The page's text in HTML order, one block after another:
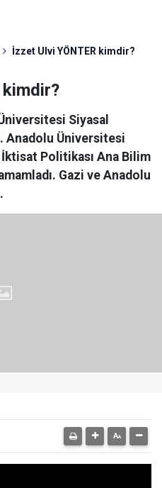
İzzet Ulvi YÖNTER kimdir?
kimdir?
Siyasal
Anadolu Üniversitesi
Politikası Ana Bilim
Gazi ve Anadolu